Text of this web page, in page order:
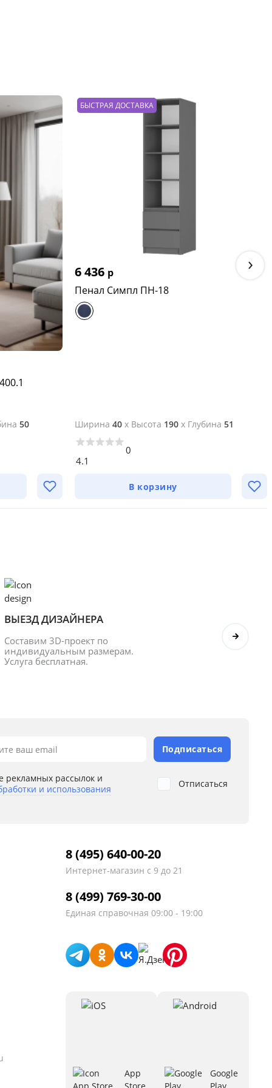
50
БЫСТРАЯ ДОСТАВКА
6 436 р
Пенал Симпл ПН-18
Ширина 40 x Высота 190 x Глубина 51
4.1
0
В корзину
›
ВЫЕЗД ДИЗАЙНЕРА
Составим 3D-проект по
индивидуальным размерам.
Услуга бесплатная.
ваш email Подписаться
рекламных рассылок и
и использования
Отписаться
8 (495) 640-00-20
Интернет-магазин с 9 до 21
8 (499) 769-30-00
Единая справочная 09:00 - 19:00
App
Google